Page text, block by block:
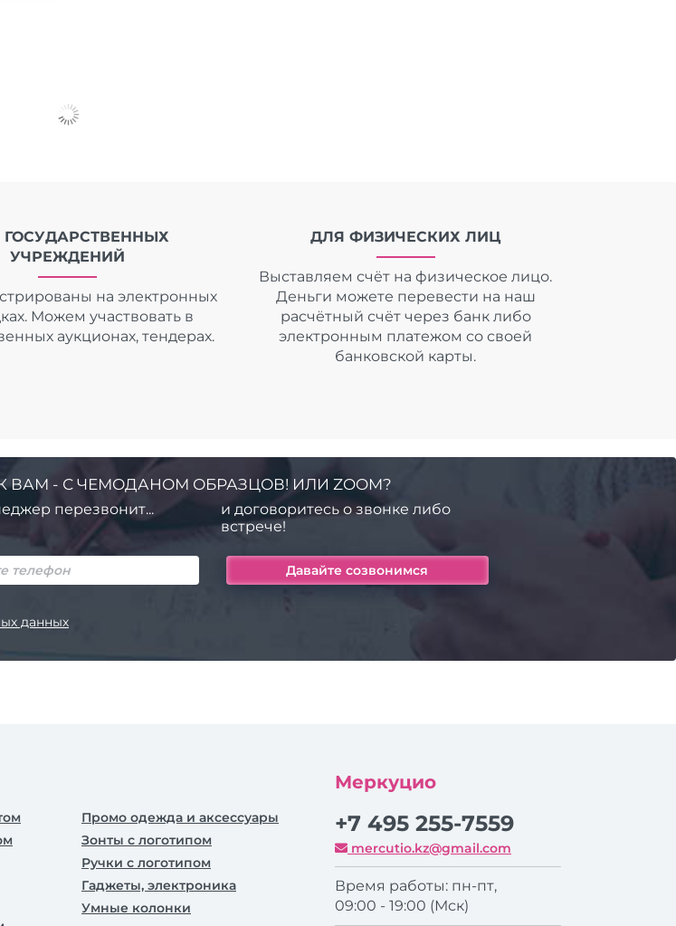
ГОСУДАРСТВЕННЫХ
УЧРЕЖДЕНИЙ
на электронных
Можем участвовать в
аукционах, тендерах.
ДЛЯ ФИЗИЧЕСКИХ ЛИЦ
Выставляем счёт на физическое лицо.
Деньги можете перевести на наш
расчётный счёт через банк либо
электронным платежом со своей
банковской карты.
- С ЧЕМОДАНОМ ОБРАЗЦОВ! ИЛИ ZOOM?
перезвонит...
и договоритесь о звонке либо
встрече!
данных
Промо одежда и аксессуары
Зонты с логотипом
Ручки с логотипом
Гаджеты, электроника
Умные колонки
Меркуцио
+7 495 255-7559
mercutio.kz@gmail.com
Время работы: пн-пт,
09:00 - 19:00 (Мск)